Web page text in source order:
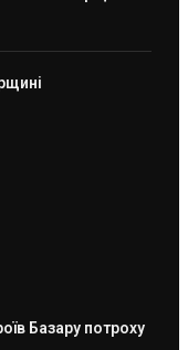
Базару потроху